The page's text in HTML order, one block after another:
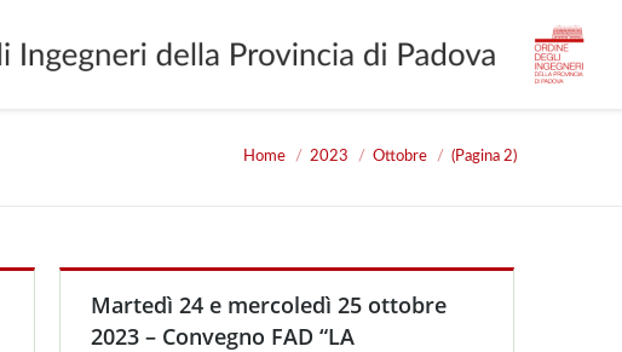
Home 2023 Ottobre (Pagina 2)
Martedì 24 e mercoledì 25 ottobre
2023 – Convegno FAD “LA